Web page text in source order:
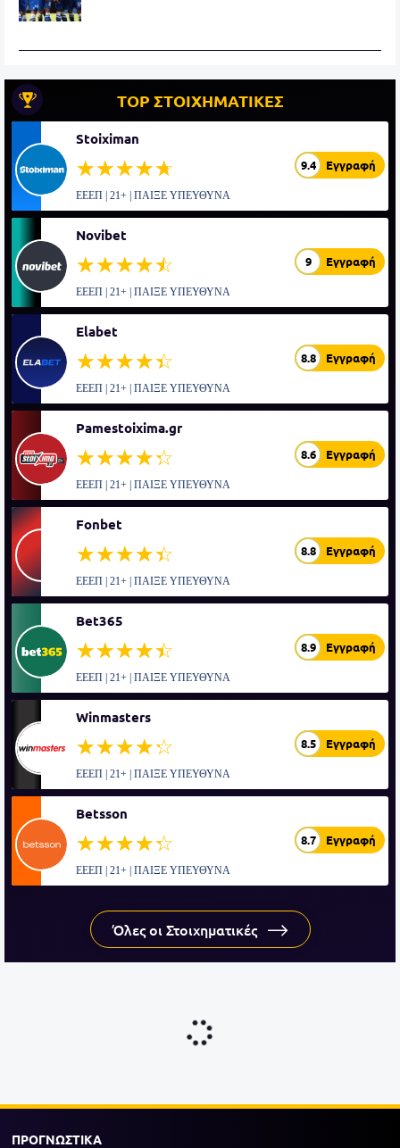
TOP ΣΤΟΙΧΗΜΑΤΙΚΕΣ
Stoiximan
☆☆☆☆☆
★★★★★ 9.4 Εγγραφή
ΕΕΕΠ | 21+ | ΠΑΙΞΕ ΥΠΕΥΘΥΝΑ
Novibet
☆☆☆☆☆
★★★★★ 9 Εγγραφή
ΕΕΕΠ | 21+ | ΠΑΙΞΕ ΥΠΕΥΘΥΝΑ
Elabet
☆☆☆☆☆
★★★★★ 8.8 Εγγραφή
ΕΕΕΠ | 21+ | ΠΑΙΞΕ ΥΠΕΥΘΥΝΑ
Pamestoixima.gr
☆☆☆☆☆
★★★★★ 8.6 Εγγραφή
ΕΕΕΠ | 21+ | ΠΑΙΞΕ ΥΠΕΥΘΥΝΑ
Fonbet
☆☆☆☆☆
★★★★★ 8.8 Εγγραφή
ΕΕΕΠ | 21+ | ΠΑΙΞΕ ΥΠΕΥΘΥΝΑ
Bet365
☆☆☆☆☆
★★★★★ 8.9 Εγγραφή
ΕΕΕΠ | 21+ | ΠΑΙΞΕ ΥΠΕΥΘΥΝΑ
Winmasters
☆☆☆☆☆
★★★★★ 8.5 Εγγραφή
ΕΕΕΠ | 21+ | ΠΑΙΞΕ ΥΠΕΥΘΥΝΑ
Betsson
☆☆☆☆☆
★★★★★ 8.7 Εγγραφή
ΕΕΕΠ | 21+ | ΠΑΙΞΕ ΥΠΕΥΘΥΝΑ
Όλες οι Στοιχηματικές
ΠΡΟΓΝΩΣΤΙΚΑ